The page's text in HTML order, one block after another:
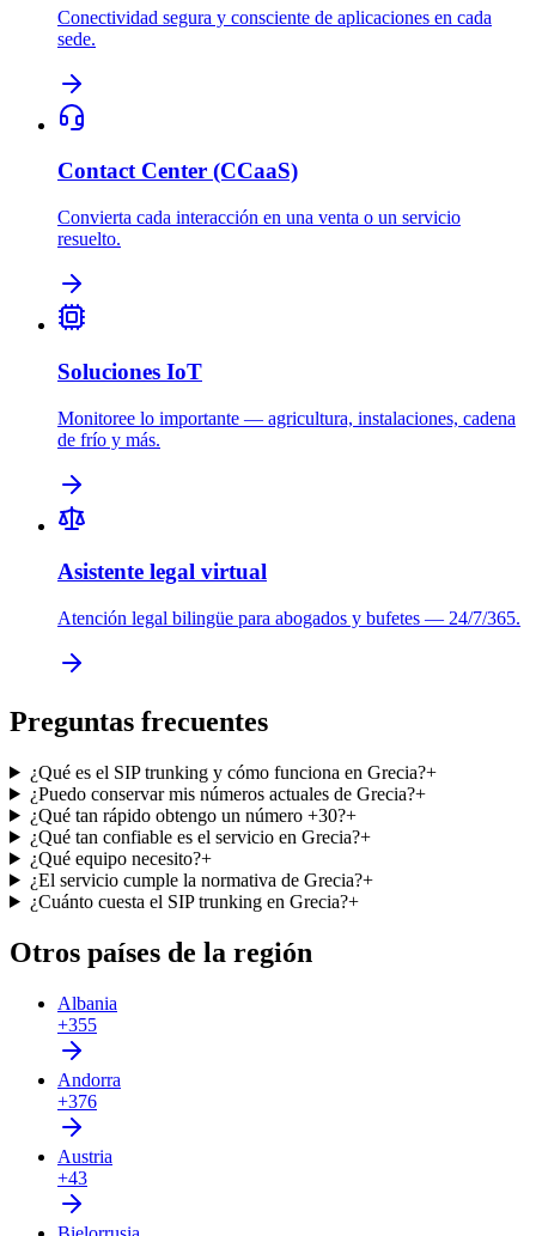
Conectividad segura y consciente de aplicaciones en cada
sede.
Contact Center (CCaaS)
Convierta cada interacción en una venta o un servicio
resuelto.
Soluciones IoT
Monitoree lo importante — agricultura, instalaciones, cadena
de frío y más.
Asistente legal virtual
Atención legal bilingüe para abogados y bufetes — 24/7/365.
Preguntas frecuentes
¿Qué es el SIP trunking y cómo funciona en Grecia?+
¿Puedo conservar mis números actuales de Grecia?+
¿Qué tan rápido obtengo un número +30?+
¿Qué tan confiable es el servicio en Grecia?+
¿Qué equipo necesito?+
¿El servicio cumple la normativa de Grecia?+
¿Cuánto cuesta el SIP trunking en Grecia?+
Otros países de la región
Albania
+355
Andorra
+376
Austria
+43